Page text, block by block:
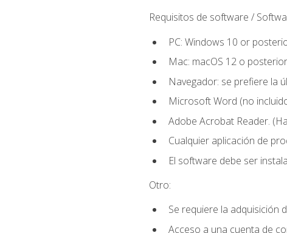
Requisitos de software /
PC: Windows 10 or
Mac: macOS 12 o
Navegador: se prefiere la
Microsoft Word (no
Adobe Acrobat Reader.
Cualquier aplicación de
El software debe ser
Otro:
Se requiere la adquisición
Acceso a una cuenta de